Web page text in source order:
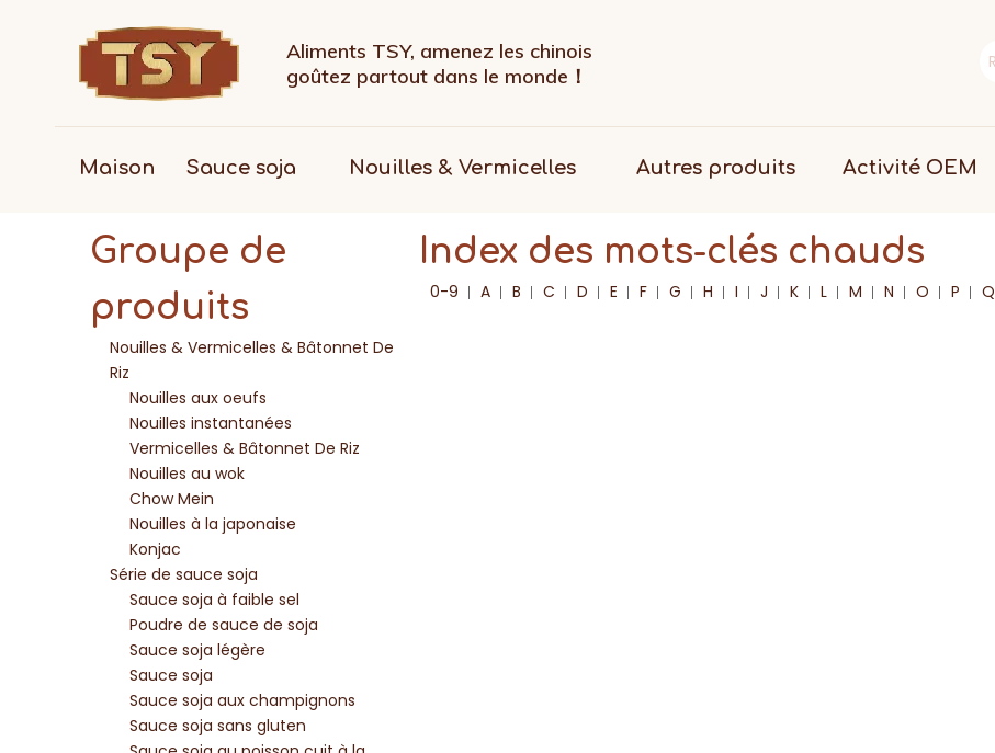
Aliments TSY, amenez les chinois
goûtez partout dans le monde！
Maison Sauce soja Nouilles & Vermicelles Autres produits Activité OEM
Groupe de
produits
Nouilles & Vermicelles & Bâtonnet De
Riz
Nouilles aux oeufs
Nouilles instantanées
Vermicelles & Bâtonnet De Riz
Nouilles au wok
Chow Mein
Nouilles à la japonaise
Konjac
Série de sauce soja
Sauce soja à faible sel
Poudre de sauce de soja
Sauce soja légère
Sauce soja
Sauce soja aux champignons
Sauce soja sans gluten
Index des mots-clés chauds
0-9 A B C D E F G H I J K L M N O P Q